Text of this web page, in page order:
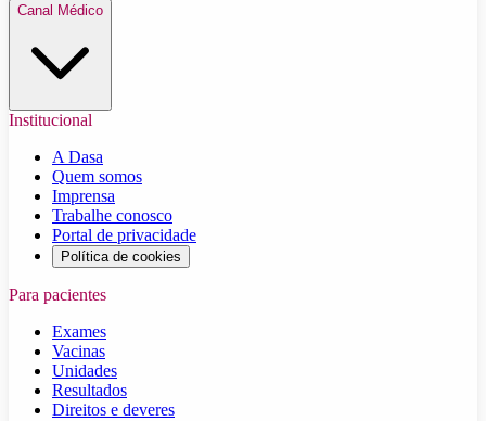
Canal Médico
Institucional
A Dasa
Quem somos
Imprensa
Trabalhe conosco
Portal de privacidade
Política de cookies
Para pacientes
Exames
Vacinas
Unidades
Resultados
Direitos e deveres